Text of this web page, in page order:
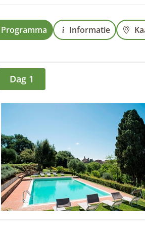
Programma Informatie
Dag 1